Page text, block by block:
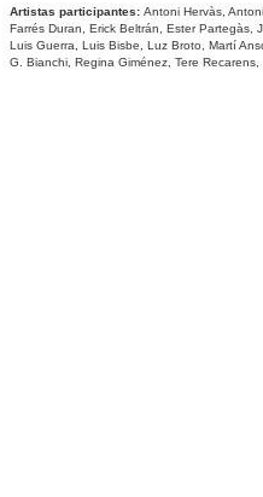
Artistas participantes: Antoni Hervàs,
Farrés Duran, Erick Beltrán, Ester Partegàs,
Luis Guerra, Luis Bisbe, Luz Broto, Martí
G. Bianchi, Regina Giménez, Tere